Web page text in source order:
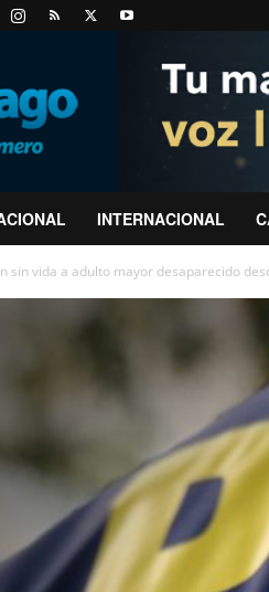
INTERNACIONAL
sin vida a adulto mayor desaparecido